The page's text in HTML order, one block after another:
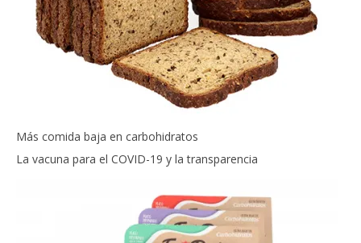
Más comida baja en carbohidratos
La vacuna para el COVID-19 y la transparencia